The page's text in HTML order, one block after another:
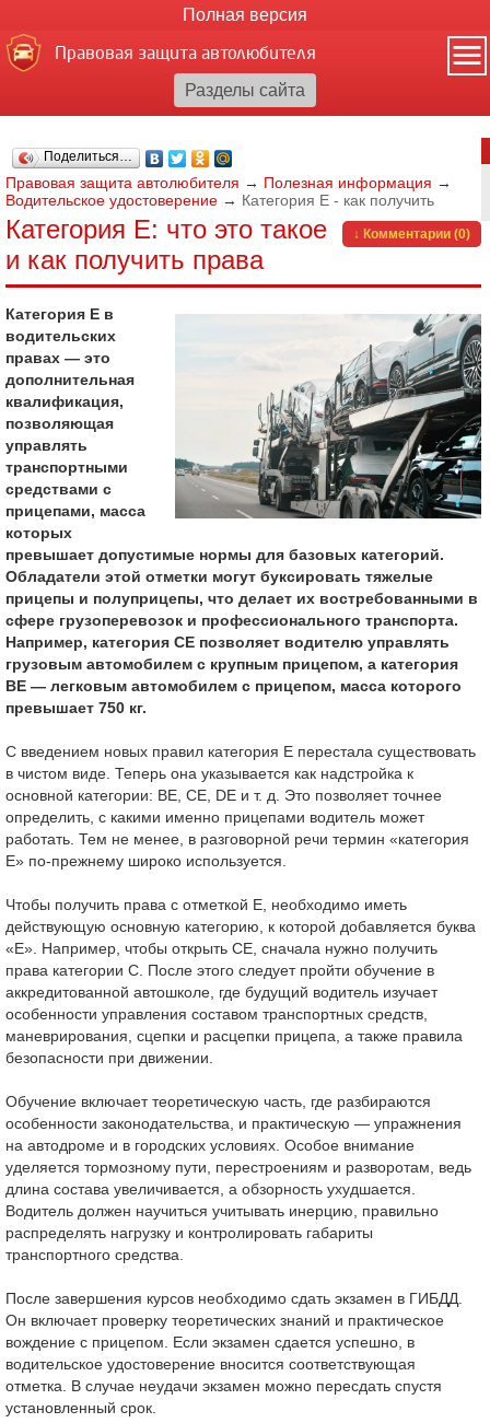
Полная версия
Правовая защита автолюбителя
Поделиться…
Правовая защита автолюбителя → Полезная информация →
Водительское удостоверение → Категория Е - как получить
↓ Комментарии (0)
Категория Е: что это такое
и как получить права
Категория Е в
водительских
правах — это
дополнительная
квалификация,
позволяющая
управлять
транспортными
средствами с
прицепами, масса
которых
превышает допустимые нормы для базовых категорий.
Обладатели этой отметки могут буксировать тяжелые
прицепы и полуприцепы, что делает их востребованными в
сфере грузоперевозок и профессионального транспорта.
Например, категория CE позволяет водителю управлять
грузовым автомобилем с крупным прицепом, а категория
BE — легковым автомобилем с прицепом, масса которого
превышает 750 кг.
С введением новых правил категория Е перестала существовать
в чистом виде. Теперь она указывается как надстройка к
основной категории: BE, CE, DE и т. д. Это позволяет точнее
определить, с какими именно прицепами водитель может
работать. Тем не менее, в разговорной речи термин «категория
Е» по-прежнему широко используется.
Чтобы получить права с отметкой Е, необходимо иметь
действующую основную категорию, к которой добавляется буква
«E». Например, чтобы открыть CE, сначала нужно получить
права категории C. После этого следует пройти обучение в
аккредитованной автошколе, где будущий водитель изучает
особенности управления составом транспортных средств,
маневрирования, сцепки и расцепки прицепа, а также правила
безопасности при движении.
Обучение включает теоретическую часть, где разбираются
особенности законодательства, и практическую — упражнения
на автодроме и в городских условиях. Особое внимание
уделяется тормозному пути, перестроениям и разворотам, ведь
длина состава увеличивается, а обзорность ухудшается.
Водитель должен научиться учитывать инерцию, правильно
распределять нагрузку и контролировать габариты
транспортного средства.
После завершения курсов необходимо сдать экзамен в ГИБДД.
Он включает проверку теоретических знаний и практическое
вождение с прицепом. Если экзамен сдается успешно, в
водительское удостоверение вносится соответствующая
отметка. В случае неудачи экзамен можно пересдать спустя
установленный срок.